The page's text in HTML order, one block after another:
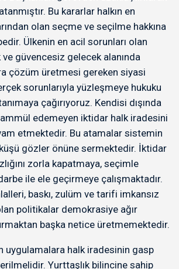
Bu kararlar halkın en
olan seçme ve seçilme hakkına
Ülkenin en acil sorunları olan
güvencesiz gelecek alanında
çözüm üretmesi gereken siyasi
sorunlarıyla yüzleşmeye hukuku
çağırıyoruz. Kendisi dışında
edemeyen iktidar halk iradesini
etmektedir. Bu atamalar sistemin
gözler önüne sermektedir. İktidar
zorla kapatmaya, seçimle
ile ele geçirmeye çalışmaktadır.
baskı, zulüm ve tarifi imkansız
politikalar demokrasiye ağır
başka netice üretmemektedir.
uygulamalara halk iradesinin gasp
Yurttaşlık bilincine sahip